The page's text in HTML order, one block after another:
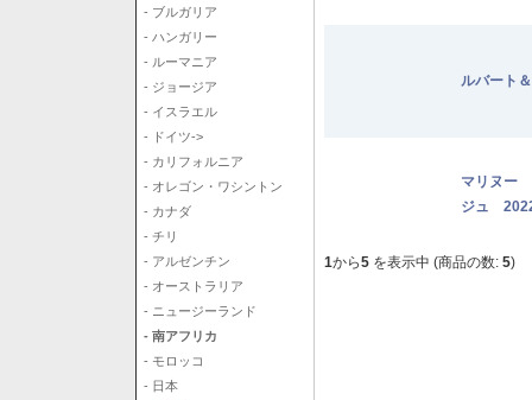
- ブルガリア
- ハンガリー
- ルーマニア
- ジョージア
- イスラエル
- ドイツ->
- カリフォルニア
- オレゴン・ワシントン
- カナダ
- チリ
- アルゼンチン
- オーストラリア
- ニュージーランド
- 南アフリカ
- モロッコ
- 日本
ルバート
マリヌー
ジュ
1から5 を表示中 (商品の数: 5)